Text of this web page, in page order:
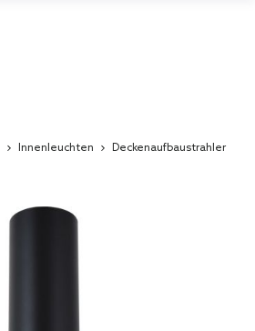
Innenleuchten Deckenaufbaustrahler